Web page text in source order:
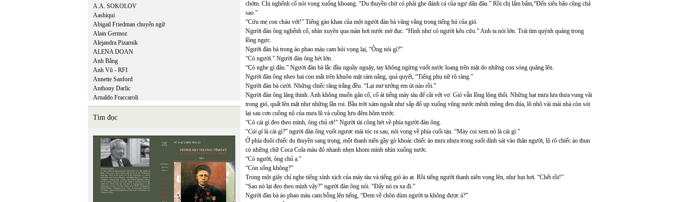
A.A. SOKOLOV
Aashiqui
Abigail Friedman chuyển ngữ
Alain Germoz
Alejandra Pizarnik
ALENA DOAN
Anh Bằng
Anh Vũ - RFI
Annette Sanford
Anthony Darlic
Arnaldo Fraccaroli
Tìm đọc
chớm. Chị nghểnh cổ nói vọng xuống khoang. “Du thuyền chứ có phải ghe đánh cá của ngư dân đâu.” Rồi chị lẩm bẩm,“Đến siêu bão cũng chả
sao.”
“Cứu mẹ con cháu với!” Tiếng gào khan của một người đàn bà văng vẳng trong tiếng hú của gió.
Người đàn ông nghểnh cổ, nhìn xuyên qua màn hơi nước mờ đục. “Hình như có người kêu cứu.” Anh ta nói lớn. Trái tim quýnh quáng trong
lồng ngực.
Người đàn bà trong áo phao màu cam hỏi vọng lại, “Ông nói gì?”
“Có người.” Người đàn ông hét lớn.
“Có nghe gì đâu.” Người đàn bà lắc đầu nguầy nguậy, tay không ngừng vuốt nước loang trên mặt do những con sóng quăng lên.
Người đàn ông nheo hai con mắt trên khuôn mặt rám nắng, quả quyết, “Tiếng phụ nữ rõ ràng.”
Người đàn bà cười. Những chiếc răng trắng đều. “Lại mơ tưởng em út nào rồi.”
Người đàn ông lặng thinh. Anh không muốn gân cổ, cố át tiếng máy tàu để cãi với vợ. Gió vẫn lồng lộng thổi. Những hạt mưa lưa thưa vung vãi
trong gió, quất lên mặt như những lằn roi. Bầu trời xám ngoắt như sắp đổ ụp xuống vũng nước mênh mông đen đúa, lô nhô vài mái nhà còn sót
lại sau cơn cuồng nộ của mưa lũ và cuồng lưu đêm hôm trước.
“Có cái gì đeo theo mình, ông chủ ơi!” Người tài công hét về phía người đàn ông.
“Cái gì là cái gì?” người đàn ông vuốt ngược mái tóc ra sau, nói vọng về phía cuối tàu. “Mày coi xem nó là cái gì.”
Ở phía đuôi chiếc du thuyền sang trọng, một thanh niên gầy gò khoác chiếc áo mưa nhựa trong suốt dính sát vào thân người, lộ rõ chiếc áo thun
có những chữ Coca Cola màu đỏ nhanh nhẹn khom mình nhìn xuống nước.
“Có người, ông chủ ạ.”
“Còn sống không?”
Trong một giây chỉ nghe tiếng xình xịch của máy tàu và tiếng gió ào ạt. Rồi tiếng người thanh niên vọng lên, như hụt hơi. “Chết rồi!”
“Sao nó lại đeo theo mình vậy?” người đàn ông nói. “Đẩy nó ra xa đi.”
Người đàn bà áo phao màu cam bỗng lên tiếng, “Đem về chôn dùm người ta không được à?”